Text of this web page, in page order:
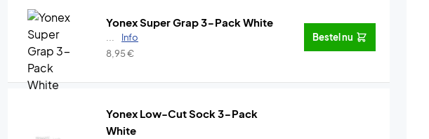
Yonex Super Grap 3-Pack White
Info
8,95€
Bestel nu
Yonex Low-Cut Sock 3-Pack
White